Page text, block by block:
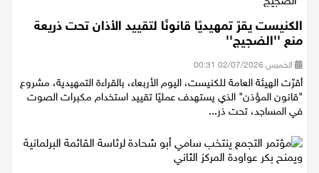
الكنيست يقرّ تمهيديًا قانونًا لتقييد الأذان تحت ذريعة
منع ''الضجيج''
الخميس 02/07/2026 00:31
أقرّت الهيئة العامة للكنيست، اليوم الأربعاء، بالقراءة التمهيدية، مشروع
"قانون المؤذن" الذي يستهدف عمليًا تقييد استخدام مكبرات الصوت
في المساجد، تحت ذر...